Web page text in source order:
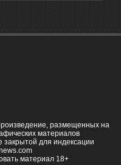
размещенных на
материалов
закрытой для индексации
материал 18+